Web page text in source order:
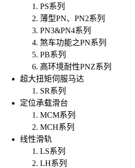
PS系列
薄型PN、PN2系列
PN3&PN4系列
煞车功能之PN系列
PB系列
高环境耐性PNZ系列
超大扭矩伺服马达
SR系列
定位承载滑台
MCM系列
MCH系列
线性滑轨
LS系列
LH系列